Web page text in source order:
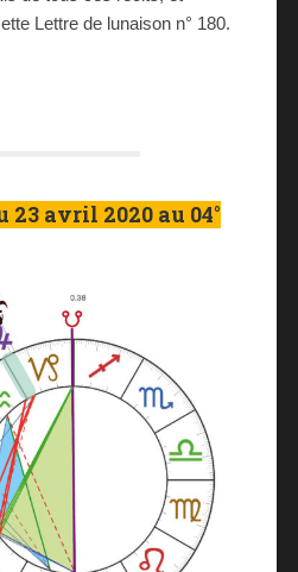
Lettre de lunaison n° 180.
avril 2020 au 04°